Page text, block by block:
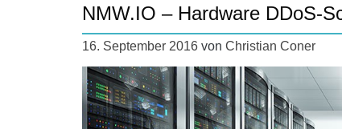
NMW.IO – Hardware DDoS-
16. September 2016 von Christian Coner